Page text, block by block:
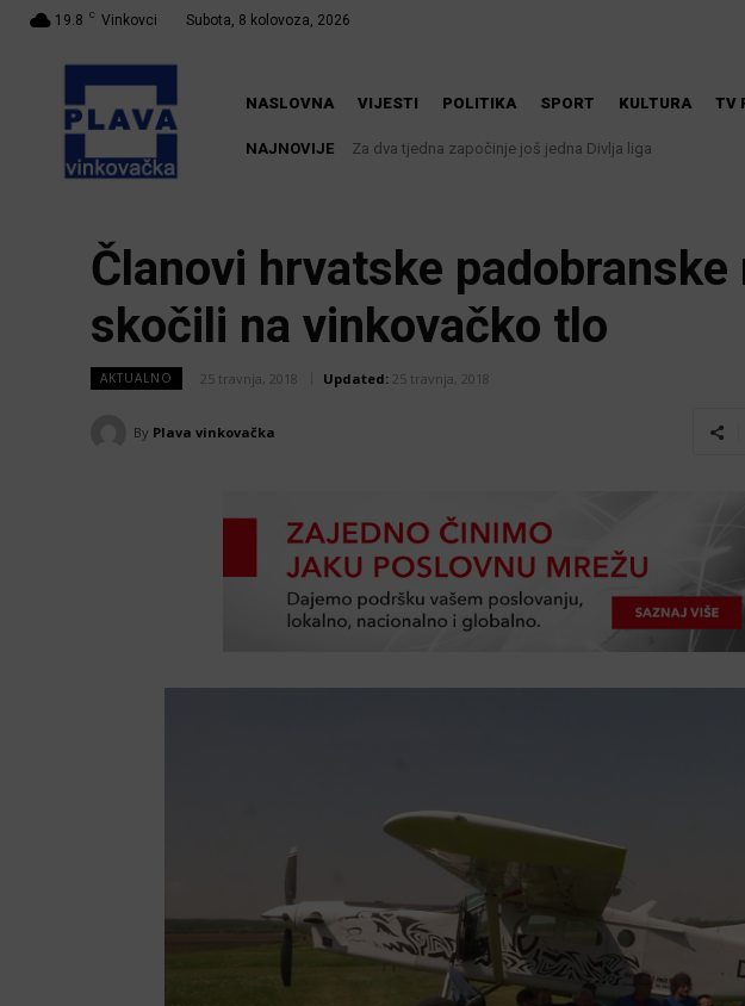
19.8 C Vinkovci Subota, 8 kolovoza, 2026
NASLOVNA VIJESTI POLITIKA SPORT KULTURA TV
NAJNOVIJE Za dva tjedna započinje još jedna Divlja liga
Članovi hrvatske
skočili na vinkovačko tlo
AKTUALNO 25 travnja, 2018 Updated: 25 travnja, 2018
By Plava vinkovačka